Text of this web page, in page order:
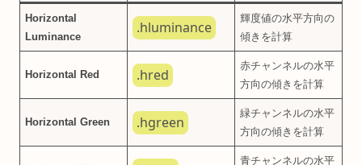
Horizontal
Luminance
.hluminance
輝度値の水平方向の
傾きを計算
Horizontal Red .hred
赤チャンネルの水平
方向の傾きを計算
Horizontal Green .hgreen
緑チャンネルの水平
方向の傾きを計算
青チャンネルの水平